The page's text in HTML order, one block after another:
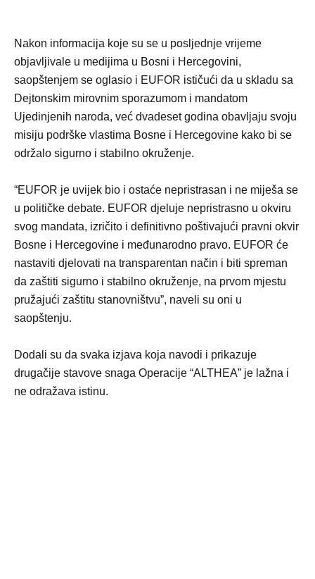
Nakon informacija koje su se u posljednje vrijeme
objavljivale u medijima u Bosni i Hercegovini,
saopštenjem se oglasio i EUFOR ističući da u skladu sa
Dejtonskim mirovnim sporazumom i mandatom
Ujedinjenih naroda, već dvadeset godina obavljaju svoju
misiju podrške vlastima Bosne i Hercegovine kako bi se
održalo sigurno i stabilno okruženje.
“EUFOR je uvijek bio i ostaće nepristrasan i ne miješa se
u političke debate. EUFOR djeluje nepristrasno u okviru
svog mandata, izričito i definitivno poštivajući pravni okvir
Bosne i Hercegovine i međunarodno pravo. EUFOR će
nastaviti djelovati na transparentan način i biti spreman
da zaštiti sigurno i stabilno okruženje, na prvom mjestu
pružajući zaštitu stanovništvu”, naveli su oni u
saopštenju.
Dodali su da svaka izjava koja navodi i prikazuje
drugačije stavove snaga Operacije “ALTHEA” je lažna i
ne odražava istinu.